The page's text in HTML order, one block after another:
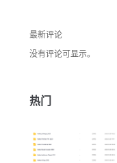
最新评论
没有评论可显示。
热门